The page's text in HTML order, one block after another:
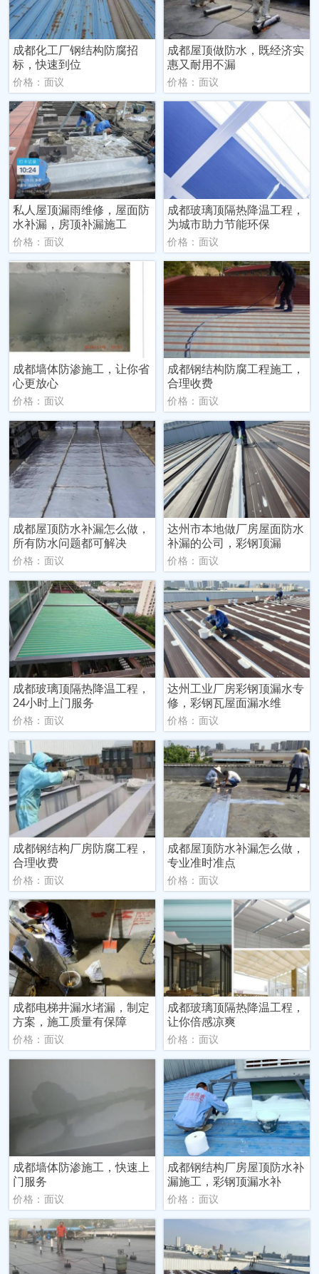
成都化工厂钢结构防腐招
标，快速到位
价格：面议
成都屋顶做防水，既经济实
惠又耐用不漏
价格：面议
私人屋顶漏雨维修，屋面防
水补漏，房顶补漏施工
价格：面议
成都玻璃顶隔热降温工程，
为城市助力节能环保
价格：面议
成都墙体防渗施工，让你省
心更放心
价格：面议
成都钢结构防腐工程施工，
合理收费
价格：面议
成都屋顶防水补漏怎么做，
所有防水问题都可解决
价格：面议
达州市本地做厂房屋面防水
补漏的公司，彩钢顶漏
价格：面议
成都玻璃顶隔热降温工程，
24小时上门服务
价格：面议
达州工业厂房彩钢顶漏水专
修，彩钢瓦屋面漏水维
价格：面议
成都钢结构厂房防腐工程，
合理收费
价格：面议
成都屋顶防水补漏怎么做，
专业准时准点
价格：面议
成都电梯井漏水堵漏，制定
方案，施工质量有保障
价格：面议
成都玻璃顶隔热降温工程，
让你倍感凉爽
价格：面议
成都墙体防渗施工，快速上
门服务
价格：面议
成都钢结构厂房屋顶防水补
漏施工，彩钢顶漏水补
价格：面议